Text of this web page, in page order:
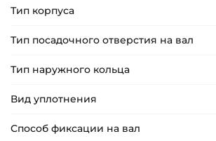
Тип корпуса
Тип посадочного отверстия на вал
Тип наружного кольца
Вид уплотнения
Способ фиксации на вал